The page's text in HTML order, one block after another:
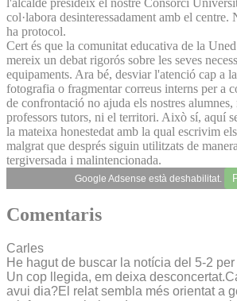
col·labora desinteressadament amb el
ha protocol.
Cert és que la comunitat educativa de la
mereix un debat rigorós sobre les seves
equipaments. Ara bé, desviar l'atenció cap a
fotografia o fragmentar correus interns per a
de confrontació no ajuda els nostres alumnes,
professors tutors, ni el territori. Això sí, aquí
la mateixa honestedat amb la qual escrivim
malgrat que després siguin utilitzats de
tergiversada i malintencionada.
Google Adsense està deshabilitat.
Comentaris
Carles
He hagut de buscar la notícia del 5-2
Un cop llegida, em deixa
avui dia?El relat sembla més orientat a